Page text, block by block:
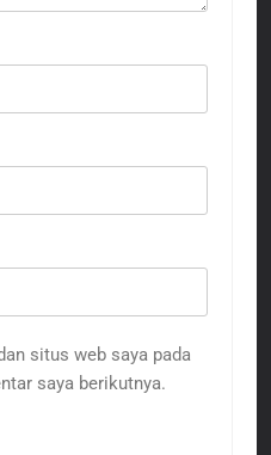
situs web saya pada
saya berikutnya.